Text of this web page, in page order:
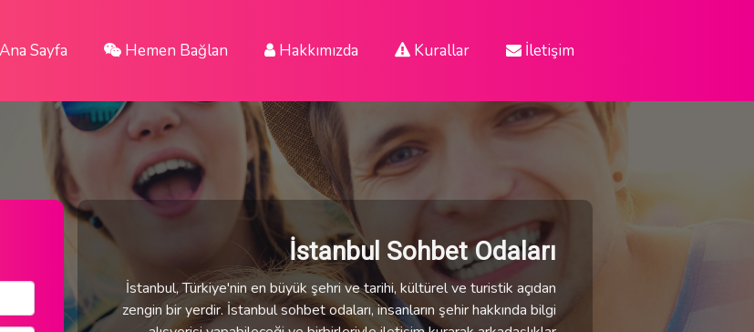
Ana Sayfa Hemen Bağlan Hakkımızda Kurallar İletişim
İstanbul Sohbet Odaları
İstanbul, Türkiye'nin en büyük şehri ve tarihi, kültürel ve turistik açıdan
zengin bir yerdir. İstanbul sohbet odaları, insanların şehir hakkında bilgi